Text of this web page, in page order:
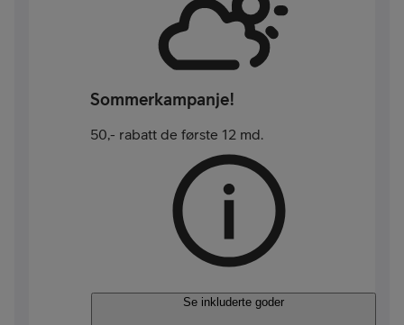
Sommerkampanje!
50,- rabatt de første 12 md.
Se inkluderte goder